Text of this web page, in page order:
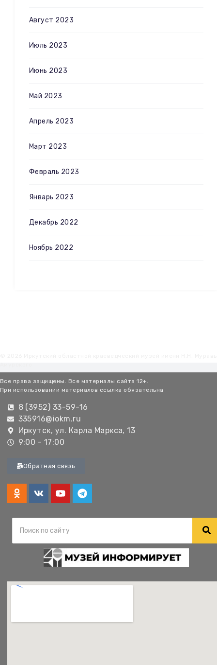
Август 2023
Июль 2023
Июнь 2023
Май 2023
Апрель 2023
Март 2023
Февраль 2023
Январь 2023
Декабрь 2022
Ноябрь 2022
Все права защищены. Все материалы сайта 12+.
При использовании материалов ссылка обязательна
8 (3952) 33-59-16
335916@iokm.ru
Иркутск, ул. Карла Маркса, 13
9:00 - 17:00
Обратная связь